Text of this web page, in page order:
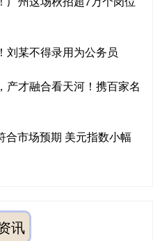
刘某不得录用为公务员
产才融合看天河！携百家名
合市场预期 美元指数小幅
讯